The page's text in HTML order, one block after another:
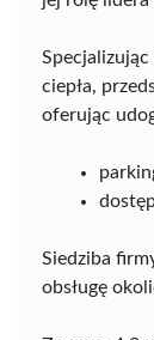
ciepła,
oferując
Siedziba
obsługę